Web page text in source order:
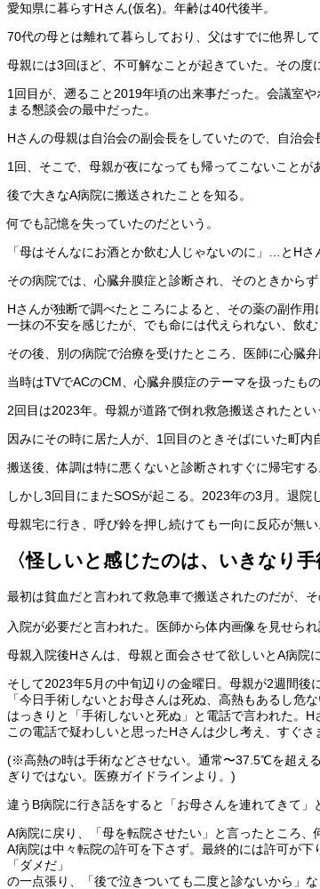
愛知県に暮らすHさん(仮名)。年齢は40代後半。
70代の母とは離れて暮らしており、父はすでに他界し
母親には3回ほど、不可解なことが起きていた。その度
1回目が、遡ること2019年頃の出来事だった。会議室
まる懇談会の最中だった。
Hさんの母親は自治会の副会長をしていたので、自治会
1回、そこで、母親が夜になっても帰ってこないことが
後で大きなA病院に搬送されたことを知る。
何でも記憶を失っていたのだという。
「母はそんなにお酒とか飲む人じゃないのに」…とH
その病院では、心臓弁膜症と診断され、そのときからず
Hさんが独断で調べたところによると、その薬の副作用
一抹の不安を感じたが、でも命には代えられない、飲
その後、別の病院で治療を受けたところ、医師に心臓弁
当時はTVでACのCM、心臓弁膜症のテーマを扱ったも
2回目は2023年。母親が道路で倒れ救急搬送されたと
因みにその時に居た人が、1回目のときそばにいた町内
搬送後、体調は特に悪くないと診断されすぐに帰宅する
しかし3回目にまたSOSが起こる。2023年の3月。退院
母親宅に行き、呼び鈴を押し続けても一向に反応が無
〈怪しいと感じたのは、いきなり
最初は貧血だと言われて救急車で搬送されたのだが、
入院が必要だと言われた。医師から体内画像を見せら
母親入院後Hさんは、母親と面会させて欲しいとA病院
そして2023年5月の中旬辺りの金曜日。母親が2週間後
「今日手術しないとお母さんは死ぬ、高熱もあるし危な
はっきりと「手術しないと死ぬ」と電話で言われた。
この電話で疑わしいと思ったHさんは少し考え、すぐさ
(※高熱の時は手術などさせない。通常〜37.5℃を超え
ぎりではない。医療ガイドラインより。)
違うB病院に行き話をすると「お母さんを連れてきて」
A病院に戻り、「母を転院させたい」と言ったところ、
A病院は中々転院の許可を下さず。最終的には許可が下
「ダメだ」
の一点張り、「後で泣きついても二度と診ないから」な